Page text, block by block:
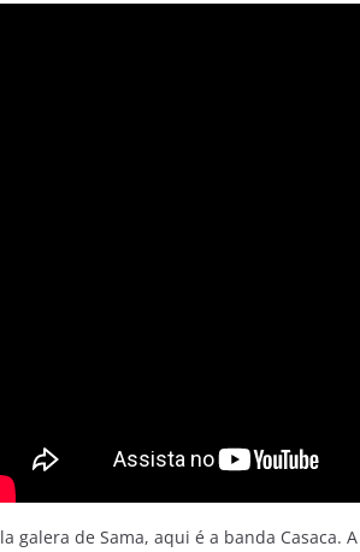
galera de Sama, aqui é a banda Casaca.